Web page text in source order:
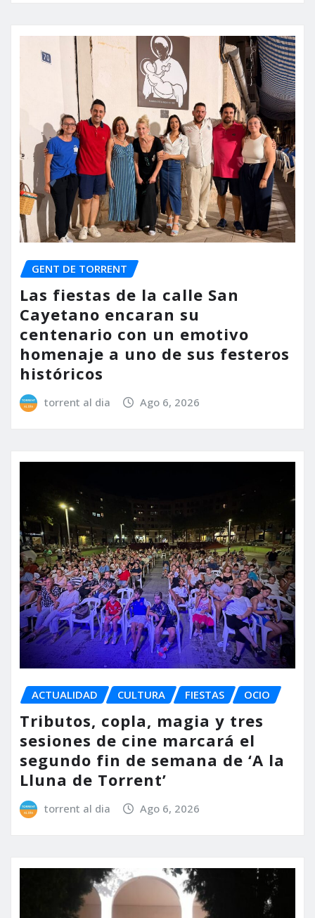
GENT DE TORRENT
Las fiestas de la calle San
Cayetano encaran su
centenario con un emotivo
homenaje a uno de sus festeros
históricos
torrent al dia Ago 6, 2026
ACTUALIDAD CULTURA FIESTAS OCIO
Tributos, copla, magia y tres
sesiones de cine marcará el
segundo fin de semana de ‘A la
Lluna de Torrent’
torrent al dia Ago 6, 2026